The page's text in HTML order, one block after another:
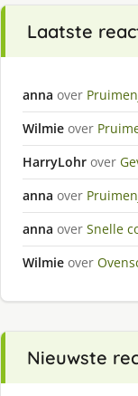
Laatste
anna over
Wilmie over
HarryLohr over
anna over
anna over Snelle
Wilmie over
Nieuwste